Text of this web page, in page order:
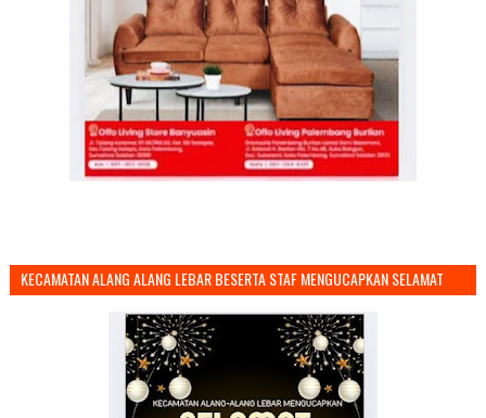
KECAMATAN ALANG ALANG LEBAR BESERTA STAF MENGUCAPKAN SELAMAT